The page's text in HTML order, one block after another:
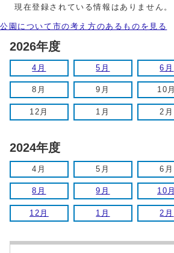
現在登録されている情報はありません。
公園について市の考え方のあるものを見る
2026年度
4月 5月 6月
8月 9月 10月
12月 1月 2月
2024年度
4月 5月 6月
8月 9月 10月
12月 1月 2月